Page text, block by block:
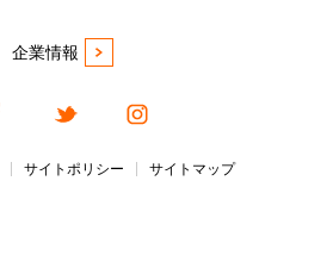
企業情報
サイトポリシー サイトマップ